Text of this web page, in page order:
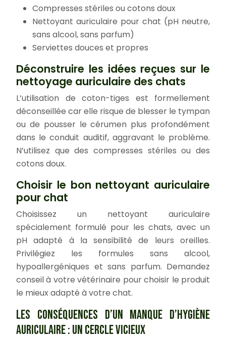
Compresses stériles ou cotons doux
Nettoyant auriculaire pour chat (pH neutre,
sans alcool, sans parfum)
Serviettes douces et propres
Déconstruire les idées reçues sur le
nettoyage auriculaire des chats
L’utilisation de coton-tiges est formellement
déconseillée car elle risque de blesser le tympan
ou de pousser le cérumen plus profondément
dans le conduit auditif, aggravant le problème.
N’utilisez que des compresses stériles ou des
cotons doux.
Choisir le bon nettoyant auriculaire
pour chat
Choisissez un nettoyant auriculaire
spécialement formulé pour les chats, avec un
pH adapté à la sensibilité de leurs oreilles.
Privilégiez les formules sans alcool,
hypoallergéniques et sans parfum. Demandez
conseil à votre vétérinaire pour choisir le produit
le mieux adapté à votre chat.
LES CONSÉQUENCES D’UN MANQUE D’HYGIÈNE
AURICULAIRE : UN CERCLE VICIEUX